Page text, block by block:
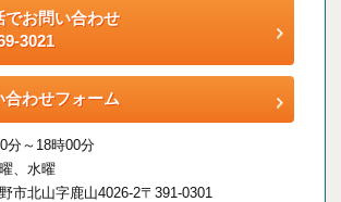
でお問い合わせ
3021
合わせフォーム
分～18時00分
、水曜
市北山字鹿山4026-2〒391-0301
ト探しガイドブック集
その他の事業・サービス
売システム